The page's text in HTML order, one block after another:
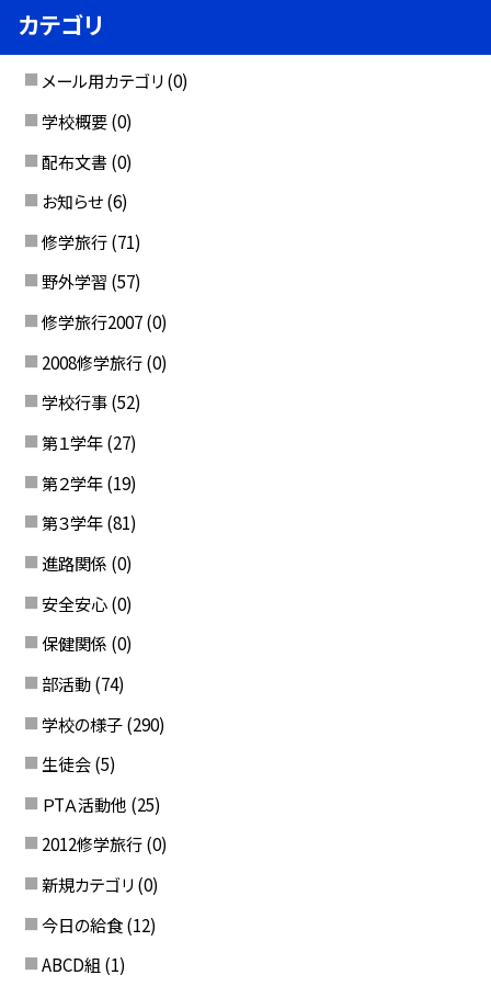
カテゴリ
メール用カテゴリ (0)
学校概要 (0)
配布文書 (0)
お知らせ (6)
修学旅行 (71)
野外学習 (57)
修学旅行2007 (0)
2008修学旅行 (0)
学校行事 (52)
第１学年 (27)
第２学年 (19)
第３学年 (81)
進路関係 (0)
安全安心 (0)
保健関係 (0)
部活動 (74)
学校の様子 (290)
生徒会 (5)
ＰTＡ活動他 (25)
2012修学旅行 (0)
新規カテゴリ (0)
今日の給食 (12)
ABCD組 (1)